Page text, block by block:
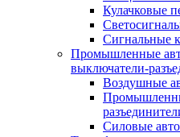
Кулачковые
Сигнальные
Промышленные
выключатели-
Воздушные
Силовые